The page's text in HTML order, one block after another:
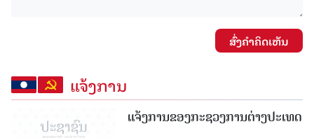
ສົ່ງຄໍາຄິດເຫັນ
ແຈ້ງການ
ແຈ້ງການຂອງກະຊວງການຕ່າງປະເທດ